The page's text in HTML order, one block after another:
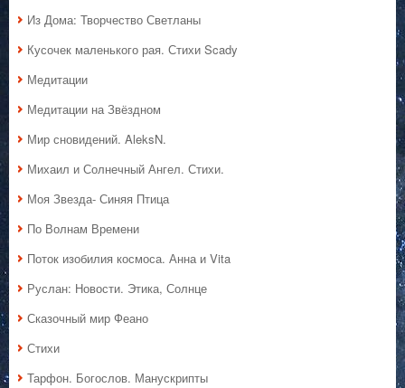
Из Дома: Творчество Светланы
Кусочек маленького рая. Стихи Scady
Медитации
Медитации на Звёздном
Мир сновидений. AleksN.
Михаил и Солнечный Ангел. Стихи.
Моя Звезда- Синяя Птица
По Волнам Времени
Поток изобилия космоса. Анна и Vita
Руслан: Новости. Этика, Солнце
Сказочный мир Феано
Стихи
Тарфон. Богослов. Манускрипты